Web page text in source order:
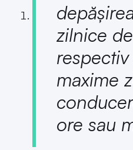
zilnice
maxime
ore sau